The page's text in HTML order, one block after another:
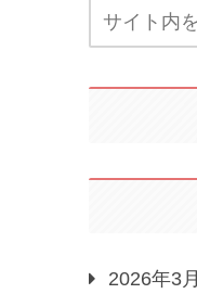
2026年3月